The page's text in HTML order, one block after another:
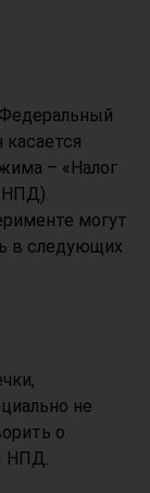
– «Налог
НПД).
могут
в следующих
не
о
НПД.